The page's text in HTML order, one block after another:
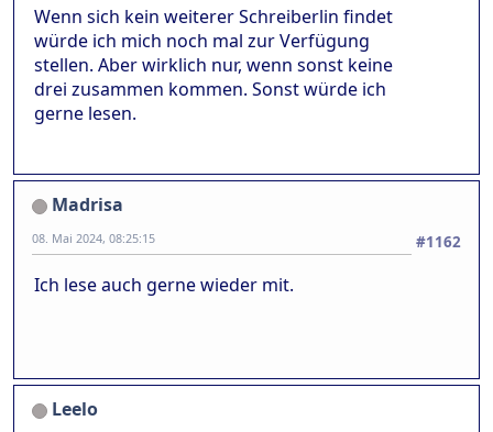
Wenn sich kein weiterer Schreiberlin findet
würde ich mich noch mal zur Verfügung
stellen. Aber wirklich nur, wenn sonst keine
drei zusammen kommen. Sonst würde ich
gerne lesen.
Madrisa
#1162
08. Mai 2024, 08:25:15
Ich lese auch gerne wieder mit.
Leelo